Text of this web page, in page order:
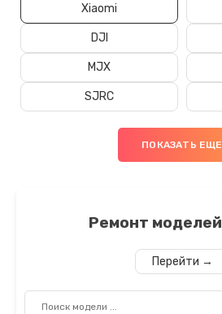
Xiaomi
DJI
MJX
SJRC
ПОКАЗАТЬ ЕЩЕ
Ремонт моделей
Перейти →